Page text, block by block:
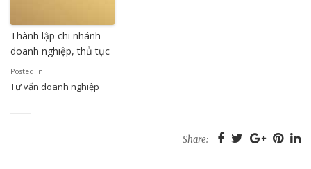
Thành lập chi nhánh
doanh nghiệp, thủ tục
Posted in
Tư vấn doanh nghiệp
Share: